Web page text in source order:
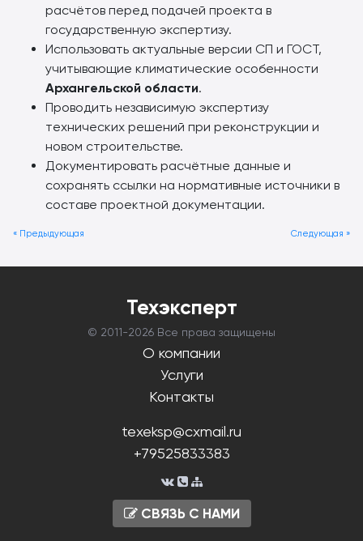
расчётов перед подачей проекта в
государственную экспертизу.
Использовать актуальные версии СП и ГОСТ,
учитывающие климатические особенности
Архангельской области.
Проводить независимую экспертизу
технических решений при реконструкции и
новом строительстве.
Документировать расчётные данные и
сохранять ссылки на нормативные источники в
составе проектной документации.
Следующая »
« Предыдующая
Техэксперт
© 2011-2026 Все права защищены
О компании
Услуги
Контакты
texeksp@cxmail.ru
+79525833383
СВЯЗЬ С НАМИ